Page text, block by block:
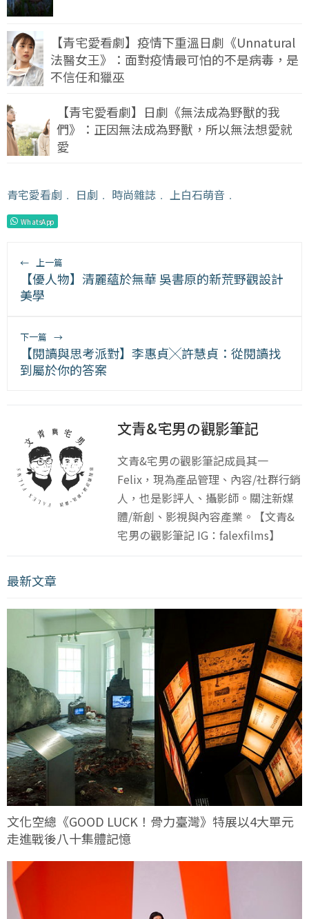
【青宅愛看劇】疫情下重溫日劇《Unnatural
法醫女王》：面對疫情最可怕的不是病毒，是
不信任和獵巫
【青宅愛看劇】日劇《無法成為野獸的我
們》：正因無法成為野獸，所以無法想愛就
愛
青宅愛看劇 ﹒ 日劇 ﹒ 時尚雜誌 ﹒ 上白石萌音 ﹒
WhatsApp
← 上一篇
【優人物】清麗蘊於無華 吳書原的新荒野觀設計
美學
下一篇 →
【閱讀與思考派對】李惠貞╳許慧貞：從閱讀找
到屬於你的答案
文青&宅男の觀影筆記
文青&宅男の觀影筆記成員其一
Felix，現為產品管理、內容/社群行銷
人，也是影評人、攝影師。關注新媒
體/新創、影視與內容產業。【文青&
宅男の觀影筆記 IG：falexfilms】
最新文章
文化空總《GOOD LUCK！骨力臺灣》特展以4大單元
走進戰後八十集體記憶